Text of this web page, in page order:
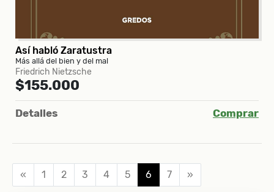
Así habló Zaratustra
Más allá del bien y del mal
Friedrich Nietzsche
$155.000
Detalles Comprar
« 1 2 3 4 5 6 7 »